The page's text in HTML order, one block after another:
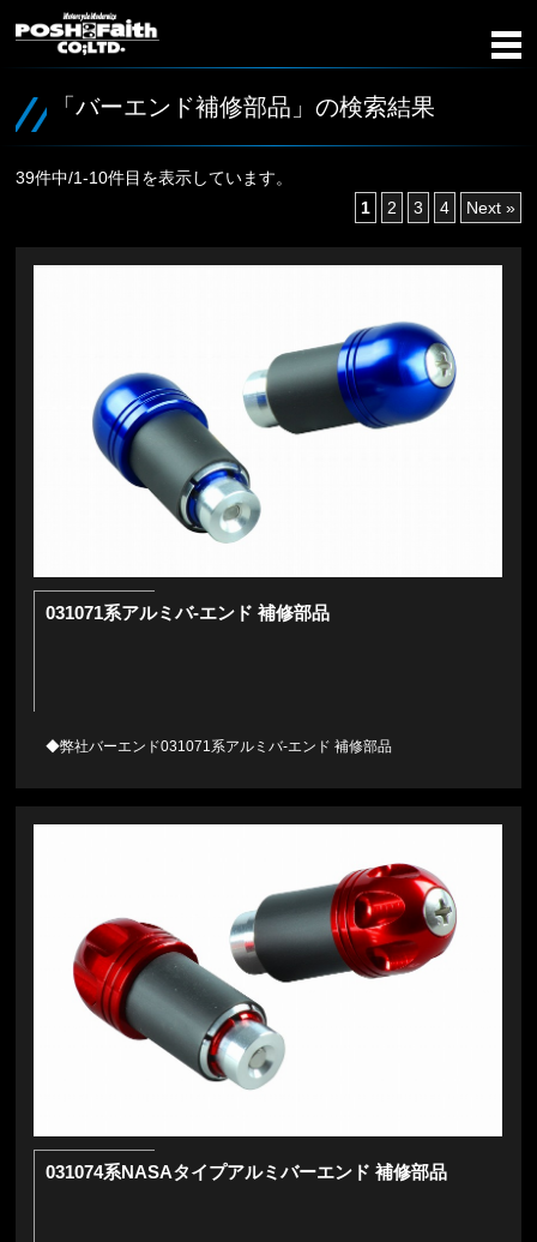
「バーエンド補修部品」の検索結果
39件中/1-10件目を表示しています。
1
2 3 4 Next »
031071系アルミバ-エンド 補修部品
◆弊社バーエンド031071系アルミバ-エンド 補修部品
031074系NASAタイプアルミバーエンド 補修部品